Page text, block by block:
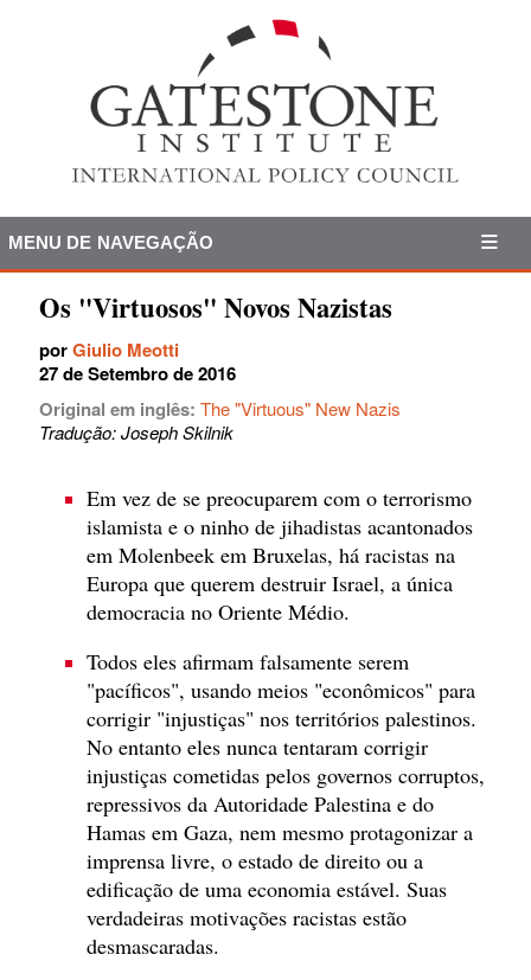
MENU DE NAVEGAÇÃO
Os "Virtuosos" Novos Nazistas
porGiulio Meotti
27 de Setembro de 2016
Original em inglês: The "Virtuous" New Nazis
Tradução: Joseph Skilnik
Em vez de se preocuparem com o terrorismo
islamista e o ninho de jihadistas acantonados
em Molenbeek em Bruxelas, há racistas na
Europa que querem destruir Israel, a única
democracia no Oriente Médio.
Todos eles afirmam falsamente serem
"pacíficos", usando meios "econômicos" para
corrigir "injustiças" nos territórios palestinos.
No entanto eles nunca tentaram corrigir
injustiças cometidas pelos governos corruptos,
repressivos da Autoridade Palestina e do
Hamas em Gaza, nem mesmo protagonizar a
imprensa livre, o estado de direito ou a
edificação de uma economia estável. Suas
verdadeiras motivações racistas estão
desmascaradas.